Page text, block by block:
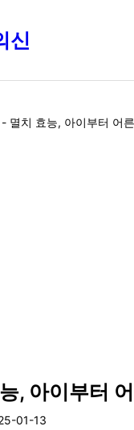
신
- 멸치 효능, 아이부터 어
, 아이부터
01-13